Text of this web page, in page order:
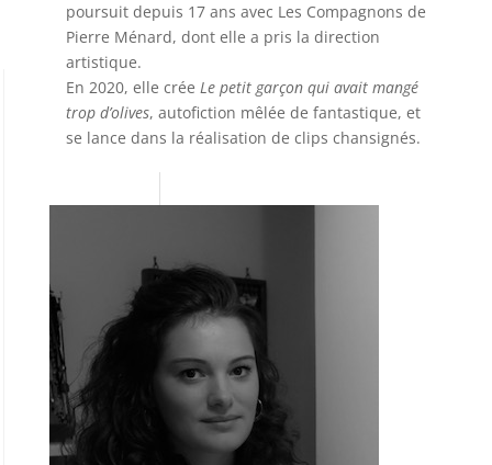
poursuit depuis 17 ans avec Les Compagnons de
Pierre Ménard, dont elle a pris la direction
artistique.
En 2020, elle crée Le petit garçon qui avait mangé
trop d’olives, autofiction mêlée de fantastique, et
se lance dans la réalisation de clips chansignés.